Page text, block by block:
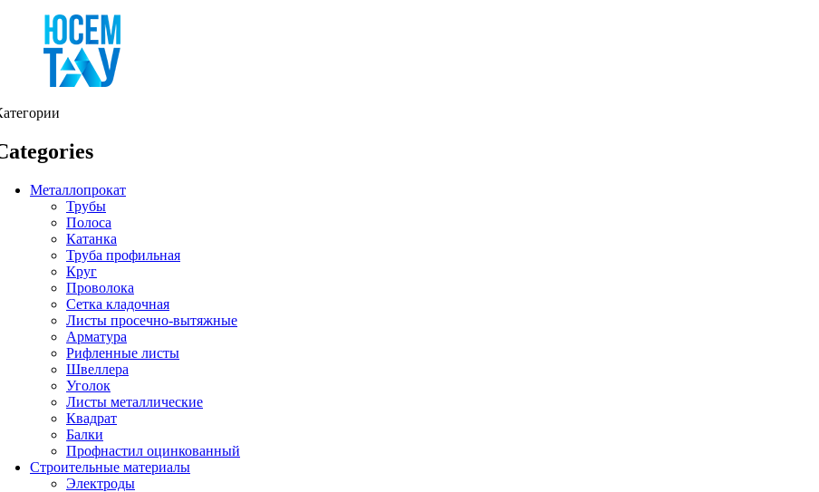
Металлопрокат
Трубы
Полоса
Катанка
Труба профильная
Круг
Проволока
Сетка кладочная
Листы просечно-вытяжные
Арматура
Рифленные листы
Швеллера
Уголок
Листы металлические
Квадрат
Балки
Профнастил оцинкованный
Строительные материалы
Электроды